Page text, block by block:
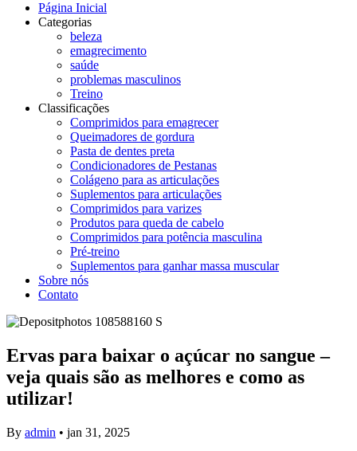
Página Inicial
Categorias
beleza
emagrecimento
saúde
problemas masculinos
Treino
Classificações
Comprimidos para emagrecer
Queimadores de gordura
Pasta de dentes preta
Condicionadores de Pestanas
Colágeno para as articulações
Suplementos para articulações
Comprimidos para varizes
Produtos para queda de cabelo
Comprimidos para potência masculina
Pré-treino
Suplementos para ganhar massa muscular
Sobre nós
Contato
Ervas para baixar o açúcar no sangue –
veja quais são as melhores e como as
utilizar!
By admin • jan 31, 2025